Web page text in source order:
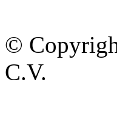
©
C.V.